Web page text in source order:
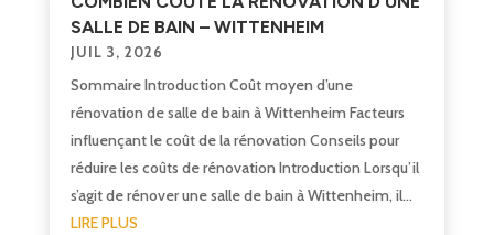
SALLE DE BAIN – WITTENHEIM
JUIL 3, 2026
Sommaire Introduction Coût moyen d’une
rénovation de salle de bain à Wittenheim Facteurs
influençant le coût de la rénovation Conseils pour
réduire les coûts de rénovation Introduction Lorsqu’il
s’agit de rénover une salle de bain à Wittenheim, il...
LIRE PLUS